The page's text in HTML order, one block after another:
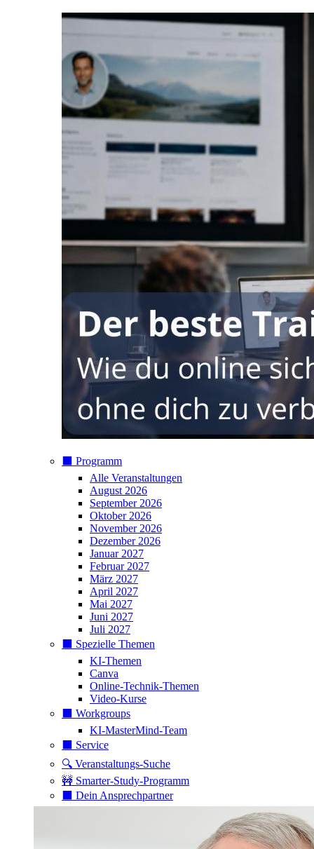
⬛️ Programm
Alle Veranstaltungen
August 2026
September 2026
Oktober 2026
November 2026
Dezember 2026
Januar 2027
Februar 2027
März 2027
April 2027
Mai 2027
Juni 2027
Juli 2027
⬛️ Spezielle Themen
KI-Themen
Canva
Online-Technik-Themen
Video-Kurse
⬛️ Workgroups
KI-MasterMind-Team
⬛️ Service
🔍 Veranstaltungs-Suche
🚧 Smarter-Study-Programm
⬛️ Dein Ansprechpartner